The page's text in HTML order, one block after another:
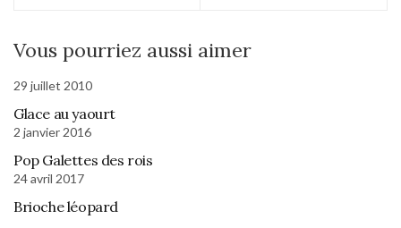
Vous pourriez aussi aimer
29 juillet 2010
Glace au yaourt
2 janvier 2016
Pop Galettes des rois
24 avril 2017
Brioche léopard